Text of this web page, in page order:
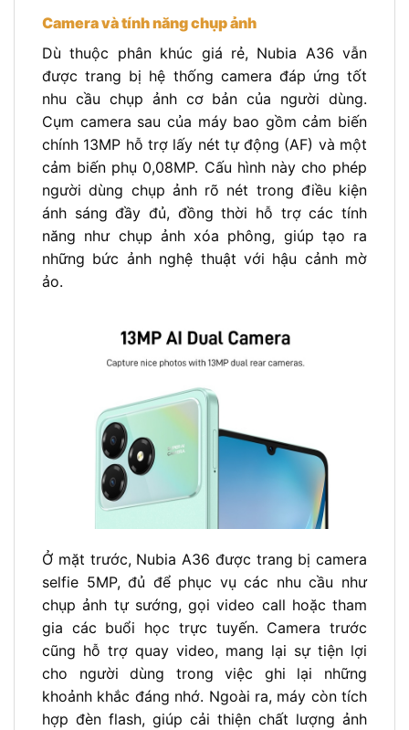
Camera và tính năng chụp ảnh
Dù thuộc phân khúc giá rẻ, Nubia A36 vẫn
được trang bị hệ thống camera đáp ứng tốt
nhu cầu chụp ảnh cơ bản của người dùng.
Cụm camera sau của máy bao gồm cảm biến
chính 13MP hỗ trợ lấy nét tự động (AF) và một
cảm biến phụ 0,08MP. Cấu hình này cho phép
người dùng chụp ảnh rõ nét trong điều kiện
ánh sáng đầy đủ, đồng thời hỗ trợ các tính
năng như chụp ảnh xóa phông, giúp tạo ra
những bức ảnh nghệ thuật với hậu cảnh mờ
ảo.
Ở mặt trước, Nubia A36 được trang bị camera
selfie 5MP, đủ để phục vụ các nhu cầu như
chụp ảnh tự sướng, gọi video call hoặc tham
gia các buổi học trực tuyến. Camera trước
cũng hỗ trợ quay video, mang lại sự tiện lợi
cho người dùng trong việc ghi lại những
khoảnh khắc đáng nhớ. Ngoài ra, máy còn tích
hợp đèn flash, giúp cải thiện chất lượng ảnh